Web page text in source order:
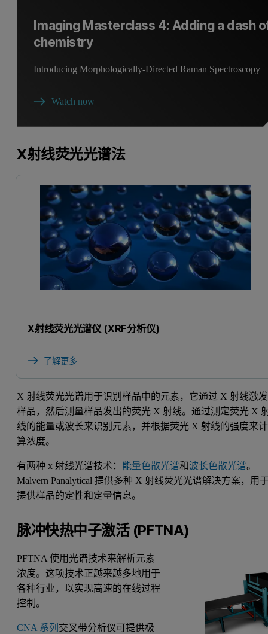
Imaging Masterclass 4: Adding a dash
chemistry
Introducing Morphologically-Directed Raman Spectroscopy
Watch now
X射线荧光光谱法
X射线荧光光谱仪 (XRF分析仪)
了解更多
X 射线荧光光谱用于识别样品中的元素，它通过 X 射线激发
样品，然后测量样品发出的荧光 X 射线。通过测定荧光 X
线的能量或波长来识别元素，并根据荧光 X 射线的强度来计
算浓度。
有两种 x 射线光谱技术： 能量色散光谱和波长色散光谱。
Malvern Panalytical 提供多种 X 射线荧光光谱解决方案，用
提供样品的定性和定量信息。
脉冲快热中子激活 (PFTNA)
PFTNA 使用光谱技术来解析元素
浓度。这项技术正越来越多地用于
各种行业，以实现高速的在线过程
控制。
CNA 系列 交叉带分析仪可提供极